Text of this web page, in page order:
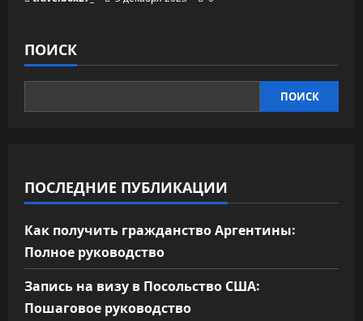
ПОИСК
ПОИСК
ПОСЛЕДНИЕ ПУБЛИКАЦИИ
Как получить гражданство Аргентины:
Полное руководство
Запись на визу в Посольство США:
Пошаговое руководство